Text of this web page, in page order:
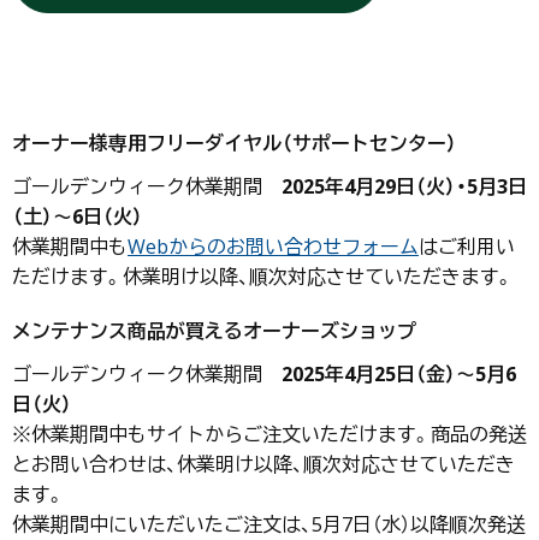
オーナー様専用フリーダイヤル（サポートセンター）
ゴールデンウィーク休業期間 2025年4月29日（火）・5月3日
（土）～6日（火）
休業期間中もWebからのお問い合わせフォームはご利用い
ただけます。休業明け以降、順次対応させていただきます。
メンテナンス商品が買えるオーナーズショップ
ゴールデンウィーク休業期間 2025年4月25日（金）～5月6
日（火）
※休業期間中もサイトからご注文いただけます。商品の発送
とお問い合わせは、休業明け以降、順次対応させていただき
ます。
休業期間中にいただいたご注文は、5月7日（水）以降順次発送